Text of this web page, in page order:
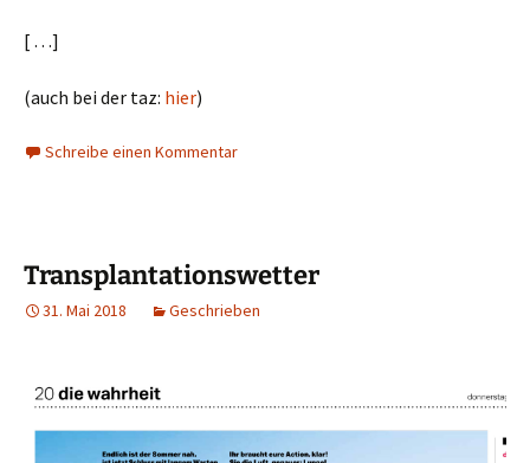
[ …]
(auch bei der taz: hier)
Schreibe einen Kommentar
Transplantationswetter
31. Mai 2018 Geschrieben